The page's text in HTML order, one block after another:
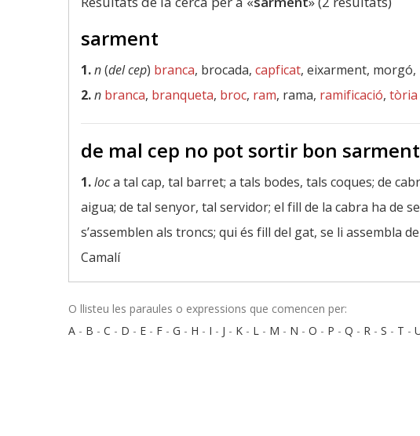
sarment
1.n(del cep) branca, brocada, capficat, eixarment,
2.n branca, branqueta, broc, ram, rama, ramificació, tòria
de mal cep no pot sortir bon sarment
1.loca tal cap, tal barret; a tals bodes, tals coques; de
aigua; de tal senyor, tal servidor; el fill de la cabra ha de
s’assemblen als troncs; qui és fill del gat, se li assembla
Camalí
O llisteu les paraules o expressions que comencen per:
A - B - C - D - E - F - G - H - I - J - K - L - M - N - O - P - Q - R - S - T -